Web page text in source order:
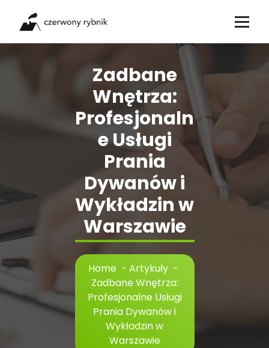
content
Zadbane
Wnętrza:
Profesjonaln
e Usługi
Prania
Dywanów i
Wykładzin w
Warszawie
Home - Artykuły -
Zadbane Wnętrza:
Profesjonalne Usługi
Prania Dywanów i
Wykładzin w
Warszawie